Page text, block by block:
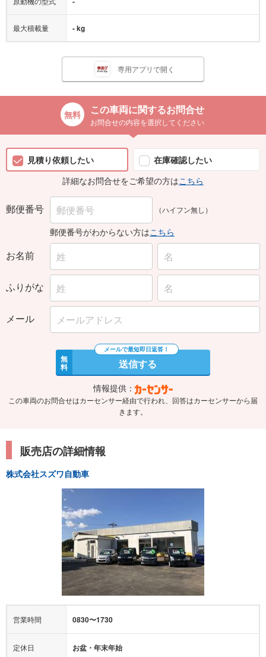
最大積載量 - kg
専用アプリで開く
この車両に関するお問合せ
お問合せの内容を選択してください
見積り依頼したい
在庫確認したい
詳細なお問合せをご希望の方はこちら
郵便番号 （ハイフン無し）
郵便番号がわからない方はこちら
お名前
ふりがな
メール
無
料 送信する
情報提供：
この車両のお問合せはカーセンサー経由で行われ、回答はカーセンサーから届
きます。
販売店の詳細情報
株式会社スズワ自動車
営業時間 0830〜1730
定休日 お盆・年末年始